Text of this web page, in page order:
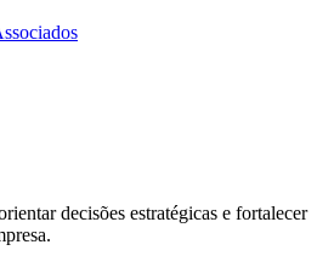
decisões estratégicas e fortalecer